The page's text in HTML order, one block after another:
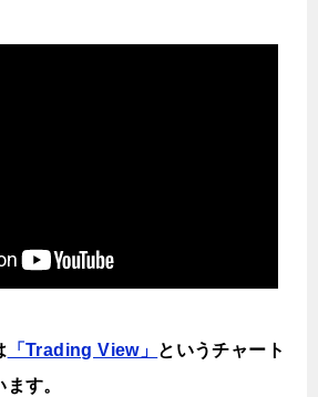
「Trading View」 というチャート
す。